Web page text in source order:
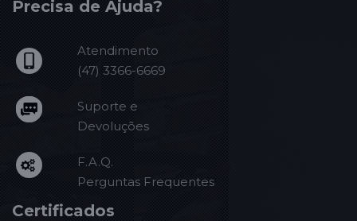
Precisa de Ajuda?
Atendimento
(47) 3366-6669
Suporte e
Devoluções
F.A.Q.
Perguntas Frequentes
Certificados